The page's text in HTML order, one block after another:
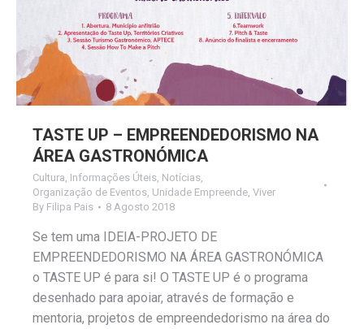
TASTE UP – EMPREENDEDORISMO NA
ÁREA GASTRONÓMICA
Cultura, Informações Úteis, Notícias,
Organização de Eventos, Unidade Empreende, Viver
By Filipa Pais 8 Agosto 2018
Se tem uma IDEIA-PROJETO DE
EMPREENDEDORISMO NA ÁREA GASTRONÓMICA
o TASTE UP é para si! O TASTE UP é o programa
desenhado para apoiar, através de formação e
mentoria, projetos de empreendedorismo na área do